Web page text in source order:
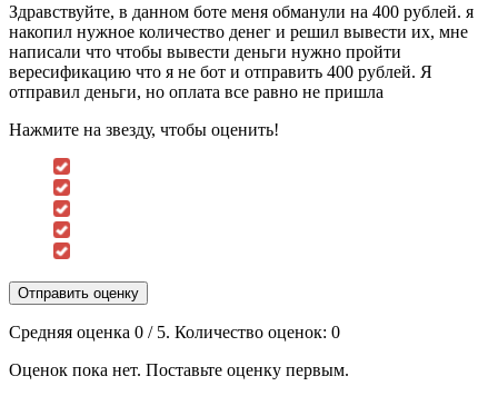
Здравствуйте, в данном боте меня обманули на 400 рублей. я
накопил нужное количество денег и решил вывести их, мне
написали что чтобы вывести деньги нужно пройти
вересификацию что я не бот и отправить 400 рублей. Я
отправил деньги, но оплата все равно не пришла
Нажмите на звезду, чтобы оценить!
Отправить оценку
Средняя оценка 0 / 5. Количество оценок: 0
Оценок пока нет. Поставьте оценку первым.